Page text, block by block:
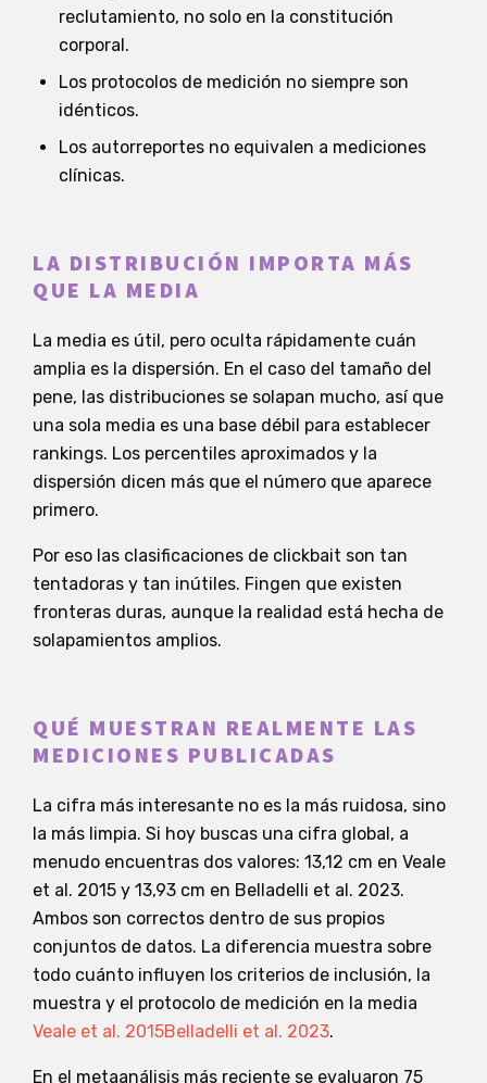
reclutamiento, no solo en la constitución
corporal.
Los protocolos de medición no siempre son
idénticos.
Los autorreportes no equivalen a mediciones
clínicas.
LA DISTRIBUCIÓN IMPORTA MÁS
QUE LA MEDIA
La media es útil, pero oculta rápidamente cuán
amplia es la dispersión. En el caso del tamaño del
pene, las distribuciones se solapan mucho, así que
una sola media es una base débil para establecer
rankings. Los percentiles aproximados y la
dispersión dicen más que el número que aparece
primero.
Por eso las clasificaciones de clickbait son tan
tentadoras y tan inútiles. Fingen que existen
fronteras duras, aunque la realidad está hecha de
solapamientos amplios.
QUÉ MUESTRAN REALMENTE LAS
MEDICIONES PUBLICADAS
La cifra más interesante no es la más ruidosa, sino
la más limpia. Si hoy buscas una cifra global, a
menudo encuentras dos valores: 13,12 cm en Veale
et al. 2015 y 13,93 cm en Belladelli et al. 2023.
Ambos son correctos dentro de sus propios
conjuntos de datos. La diferencia muestra sobre
todo cuánto influyen los criterios de inclusión, la
muestra y el protocolo de medición en la media
Veale et al. 2015Belladelli et al. 2023.
En el metaanálisis más reciente se evaluaron 75